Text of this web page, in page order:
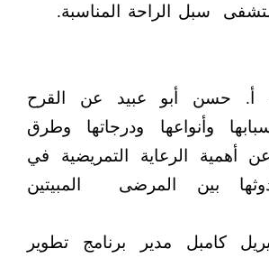
سبل الراحة المناسبة.
أ. حسن أبو عبيد عن القرح
وأنواعها ودرجاتها وطرق
أهمية الرعاية التمريضية في
بين المرضى
المبيتين
كامبل مدير برنامج تطوير